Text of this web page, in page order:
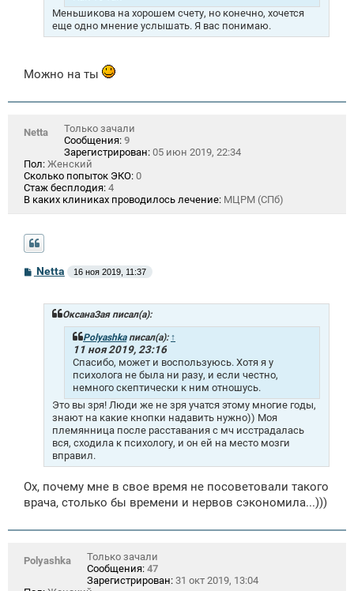
Меньшикова на хорошем счету, но конечно, хочется
еще одно мнение услышать. Я вас понимаю.
Можно на ты
Netta
Только зачали
Сообщения: 9
Зарегистрирован: 05 июн 2019, 22:34
Пол: Женский
Сколько попыток ЭКО: 0
Стаж бесплодия: 4
В каких клиниках проводилось лечение: МЦРМ (СПб)
С
о
Netta 16 ноя 2019, 11:37
ОксанаЗая писал(а):
Polyashkaписал(а): ↑
11 ноя 2019, 23:16
Спасибо, может и воспользуюсь. Хотя я у
психолога не была ни разу, и если честно,
немного скептически к ним отношусь.
Это вы зря! Люди же не зря учатся этому многие годы,
знают на какие кнопки надавить нужно)) Моя
племянница после расставания с мч исстрадалась
вся, сходила к психологу, и он ей на место мозги
вправил.
Ох, почему мне в свое время не посоветовали такого
врача, столько бы времени и нервов сэкономила...)))
Polyashka
Только зачали
Сообщения: 47
Зарегистрирован: 31 окт 2019, 13:04